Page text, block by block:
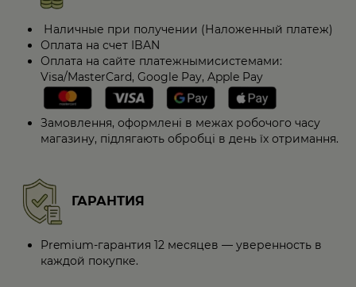
Наличные при получении (Наложенный платеж)
Оплата на счет IBAN
Оплата на сайте платежнымисистемами:
Visa/MasterCard, Google Pay, Apple Pay
Замовлення, оформлені в межах робочого часу
магазину, підлягають обробці в день їх отримання.
ГАРАНТИЯ
Premium-гарантия 12 месяцев — уверенность в
каждой покупке.